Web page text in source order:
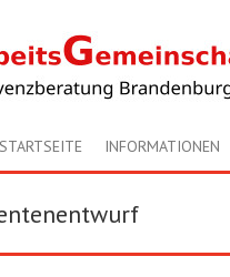
STARTSEITE INFORMATIONEN